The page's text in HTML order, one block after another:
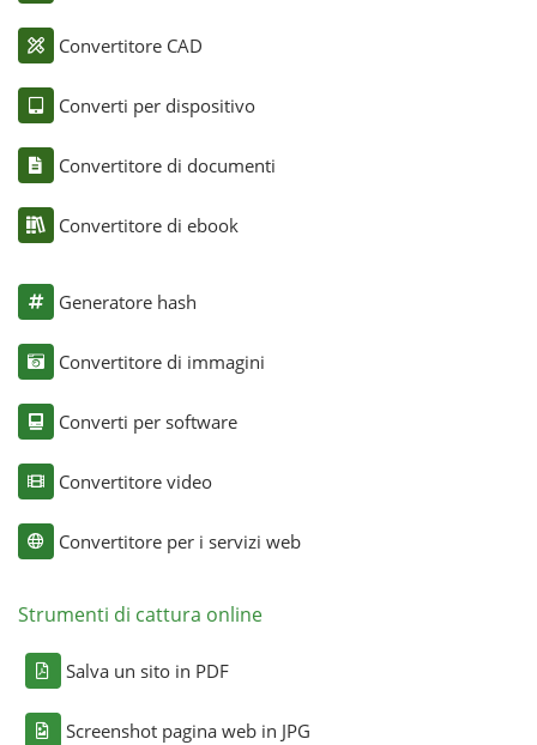
Convertitore CAD
Converti per dispositivo
Convertitore di documenti
Convertitore di ebook
Generatore hash
Convertitore di immagini
Converti per software
Convertitore video
Convertitore per i servizi web
Strumenti di cattura online
Salva un sito in PDF
Screenshot pagina web in JPG